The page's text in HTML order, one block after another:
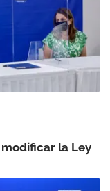
la Ley